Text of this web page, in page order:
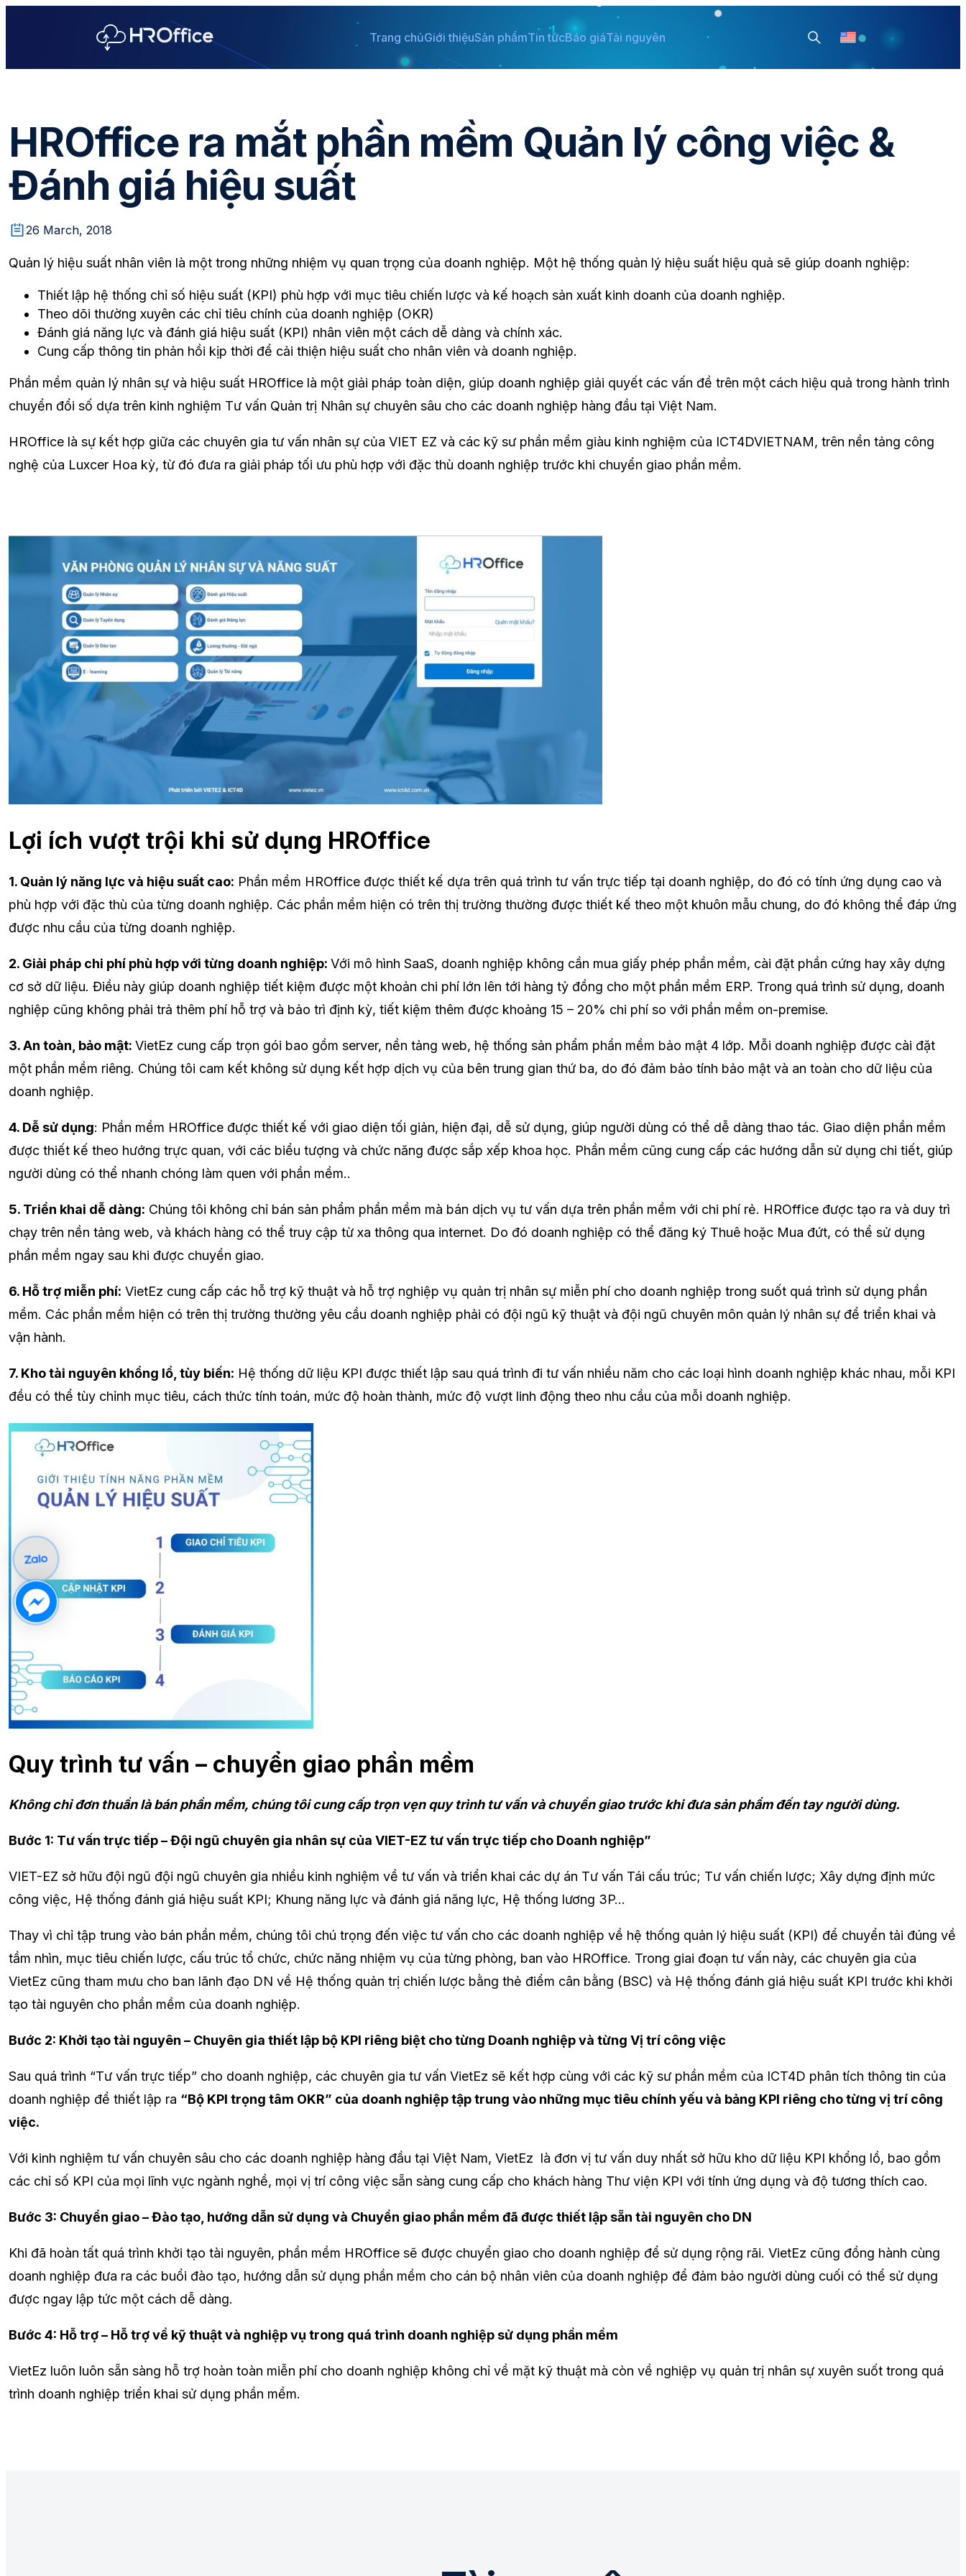
Trang chủGiới thiệuSản phẩmTin tứcBáo giáTài nguyên
HROffice ra mắt phần mềm Quản lý công việc &
Đánh giá hiệu suất
26 March, 2018
Quản lý hiệu suất nhân viên là một trong những nhiệm vụ quan trọng của doanh nghiệp. Một hệ thống quản lý hiệu suất hiệu quả sẽ giúp doanh nghiệp:
Thiết lập hệ thống chỉ số hiệu suất (KPI) phù hợp với mục tiêu chiến lược và kế hoạch sản xuất kinh doanh của doanh nghiệp.
Theo dõi thường xuyên các chỉ tiêu chính của doanh nghiệp (OKR)
Đánh giá năng lực và đánh giá hiệu suất (KPI) nhân viên một cách dễ dàng và chính xác.
Cung cấp thông tin phản hồi kịp thời để cải thiện hiệu suất cho nhân viên và doanh nghiệp.
Phần mềm quản lý nhân sự và hiệu suất HROffice là một giải pháp toàn diện, giúp doanh nghiệp giải quyết các vấn đề trên một cách hiệu quả trong hành trình
chuyển đổi số dựa trên kinh nghiệm Tư vấn Quản trị Nhân sự chuyên sâu cho các doanh nghiệp hàng đầu tại Việt Nam.
HROffice là sự kết hợp giữa các chuyên gia tư vấn nhân sự của VIET EZ và các kỹ sư phần mềm giàu kinh nghiệm của ICT4DVIETNAM, trên nền tảng công
nghệ của Luxcer Hoa kỳ, từ đó đưa ra giải pháp tối ưu phù hợp với đặc thù doanh nghiệp trước khi chuyển giao phần mềm.
Lợi ích vượt trội khi sử dụng HROffice
1. Quản lý năng lực và hiệu suất cao: Phần mềm HROffice được thiết kế dựa trên quá trình tư vấn trực tiếp tại doanh nghiệp, do đó có tính ứng dụng cao và
phù hợp với đặc thù của từng doanh nghiệp. Các phần mềm hiện có trên thị trường thường được thiết kế theo một khuôn mẫu chung, do đó không thể đáp ứng
được nhu cầu của từng doanh nghiệp.
2. Giải pháp chi phí phù hợp với từng doanh nghiệp: Với mô hình SaaS, doanh nghiệp không cần mua giấy phép phần mềm, cài đặt phần cứng hay xây dựng
cơ sở dữ liệu. Điều này giúp doanh nghiệp tiết kiệm được một khoản chi phí lớn lên tới hàng tỷ đồng cho một phần mềm ERP. Trong quá trình sử dụng, doanh
nghiệp cũng không phải trả thêm phí hỗ trợ và bảo trì định kỳ, tiết kiệm thêm được khoảng 15 – 20% chi phí so với phần mềm on-premise.
3. An toàn, bảo mật: VietEz cung cấp trọn gói bao gồm server, nền tảng web, hệ thống sản phẩm phần mềm bảo mật 4 lớp. Mỗi doanh nghiệp được cài đặt
một phần mềm riêng. Chúng tôi cam kết không sử dụng kết hợp dịch vụ của bên trung gian thứ ba, do đó đảm bảo tính bảo mật và an toàn cho dữ liệu của
doanh nghiệp.
4. Dễ sử dụng: Phần mềm HROffice được thiết kế với giao diện tối giản, hiện đại, dễ sử dụng, giúp người dùng có thể dễ dàng thao tác. Giao diện phần mềm
được thiết kế theo hướng trực quan, với các biểu tượng và chức năng được sắp xếp khoa học. Phần mềm cũng cung cấp các hướng dẫn sử dụng chi tiết, giúp
người dùng có thể nhanh chóng làm quen với phần mềm..
5. Triển khai dễ dàng: Chúng tôi không chỉ bán sản phẩm phần mềm mà bán dịch vụ tư vấn dựa trên phần mềm với chi phí rẻ. HROffice được tạo ra và duy trì
chạy trên nền tảng web, và khách hàng có thể truy cập từ xa thông qua internet. Do đó doanh nghiệp có thể đăng ký Thuê hoặc Mua đứt, có thể sử dụng
phần mềm ngay sau khi được chuyển giao.
6. Hỗ trợ miễn phí: VietEz cung cấp các hỗ trợ kỹ thuật và hỗ trợ nghiệp vụ quản trị nhân sự miễn phí cho doanh nghiệp trong suốt quá trình sử dụng phần
mềm. Các phần mềm hiện có trên thị trường thường yêu cầu doanh nghiệp phải có đội ngũ kỹ thuật và đội ngũ chuyên môn quản lý nhân sự để triển khai và
vận hành.
7. Kho tài nguyên khổng lồ, tùy biến: Hệ thống dữ liệu KPI được thiết lập sau quá trình đi tư vấn nhiều năm cho các loại hình doanh nghiệp khác nhau, mỗi KPI
đều có thể tùy chỉnh mục tiêu, cách thức tính toán, mức độ hoàn thành, mức độ vượt linh động theo nhu cầu của mỗi doanh nghiệp.
Quy trình tư vấn – chuyển giao phần mềm
Không chỉ đơn thuần là bán phần mềm, chúng tôi cung cấp trọn vẹn quy trình tư vấn và chuyển giao trước khi đưa sản phẩm đến tay người dùng.
Bước 1: Tư vấn trực tiếp – Đội ngũ chuyên gia nhân sự của VIET-EZ tư vấn trực tiếp cho Doanh nghiệp”
VIET-EZ sở hữu đội ngũ đội ngũ chuyên gia nhiều kinh nghiệm về tư vấn và triển khai các dự án Tư vấn Tái cấu trúc; Tư vấn chiến lược; Xây dựng định mức
công việc, Hệ thống đánh giá hiệu suất KPI; Khung năng lực và đánh giá năng lực, Hệ thống lương 3P…
Thay vì chỉ tập trung vào bán phần mềm, chúng tôi chú trọng đến việc tư vấn cho các doanh nghiệp về hệ thống quản lý hiệu suất (KPI) để chuyển tải đúng về
tầm nhìn, mục tiêu chiến lược, cấu trúc tổ chức, chức năng nhiệm vụ của từng phòng, ban vào HROffice. Trong giai đoạn tư vấn này, các chuyên gia của
VietEz cũng tham mưu cho ban lãnh đạo DN về Hệ thống quản trị chiến lược bằng thẻ điểm cân bằng (BSC) và Hệ thống đánh giá hiệu suất KPI trước khi khởi
tạo tài nguyên cho phần mềm của doanh nghiệp.
Bước 2: Khởi tạo tài nguyên – Chuyên gia thiết lập bộ KPI riêng biệt cho từng Doanh nghiệp và từng Vị trí công việc
Sau quá trình “Tư vấn trực tiếp” cho doanh nghiệp, các chuyên gia tư vấn VietEz sẽ kết hợp cùng với các kỹ sư phần mềm của ICT4D phân tích thông tin của
doanh nghiệp để thiết lập ra “Bộ KPI trọng tâm OKR” của doanh nghiệp tập trung vào những mục tiêu chính yếu và bảng KPI riêng cho từng vị trí công
việc.
Với kinh nghiệm tư vấn chuyên sâu cho các doanh nghiệp hàng đầu tại Việt Nam, VietEz là đơn vị tư vấn duy nhất sở hữu kho dữ liệu KPI khổng lồ, bao gồm
các chỉ số KPI của mọi lĩnh vực ngành nghề, mọi vị trí công việc sẵn sàng cung cấp cho khách hàng Thư viện KPI với tính ứng dụng và độ tương thích cao.
Bước 3: Chuyển giao – Đào tạo, hướng dẫn sử dụng và Chuyển giao phần mềm đã được thiết lập sẵn tài nguyên cho DN
Khi đã hoàn tất quá trình khởi tạo tài nguyên, phần mềm HROffice sẽ được chuyển giao cho doanh nghiệp để sử dụng rộng rãi. VietEz cũng đồng hành cùng
doanh nghiệp đưa ra các buổi đào tạo, hướng dẫn sử dụng phần mềm cho cán bộ nhân viên của doanh nghiệp để đảm bảo người dùng cuối có thể sử dụng
được ngay lập tức một cách dễ dàng.
Bước 4: Hỗ trợ – Hỗ trợ về kỹ thuật và nghiệp vụ trong quá trình doanh nghiệp sử dụng phần mềm
VietEz luôn luôn sẵn sàng hỗ trợ hoàn toàn miễn phí cho doanh nghiệp không chỉ về mặt kỹ thuật mà còn về nghiệp vụ quản trị nhân sự xuyên suốt trong quá
trình doanh nghiệp triển khai sử dụng phần mềm.